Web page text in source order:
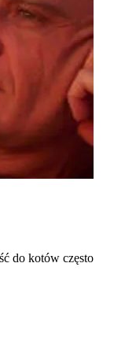
do kotów często